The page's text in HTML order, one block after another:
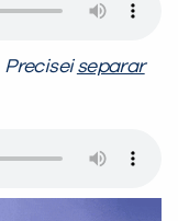
Preciseiseparar